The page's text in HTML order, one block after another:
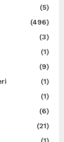
(5)
(496)
(3)
(1)
(9)
(1)
(1)
(6)
(21)